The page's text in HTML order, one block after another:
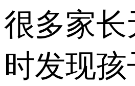
很多家长
时发现